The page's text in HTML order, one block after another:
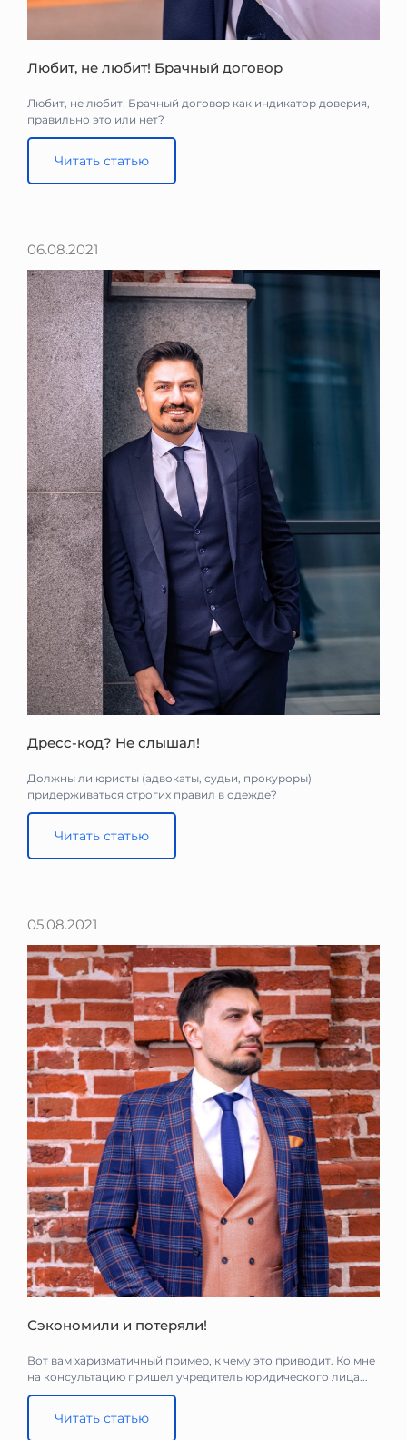
Любит, не любит! Брачный договор
Любит, не любит! Брачный договор как индикатор доверия,
правильно это или нет?
Читать статью
06.08.2021
Дресс-код? Не слышал!
Должны ли юристы (адвокаты, судьи, прокуроры)
придерживаться строгих правил в одежде?
Читать статью
05.08.2021
Сэкономили и потеряли!
Вот вам харизматичный пример, к чему это приводит. Ко мне
на консультацию пришел учредитель юридического лица...
Читать статью